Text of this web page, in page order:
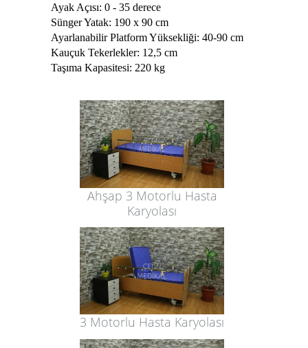
Ayak Açısı: 0 - 35 derece
Sünger Yatak: 190 x 90 cm
Ayarlanabilir Platform Yüksekliği: 40-90 cm
Kauçuk Tekerlekler: 12,5 cm
Taşıma Kapasitesi: 220 kg
Ahşap 3 Motorlu Hasta
Karyolası
3 Motorlu Hasta Karyolası